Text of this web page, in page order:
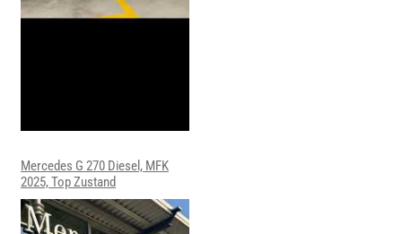
Mercedes G 270 Diesel, MFK
2025, Top Zustand